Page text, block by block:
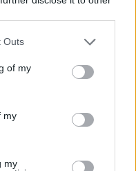
one or more Google
You may click to
its third-party tags to
in below Google
Outs
of my
my
my
πολύ με
τώρα πίστευαν ότι
έχουν την
για να
ένωση.
τη μπλε και την
έχει γίνει γνωστό.
νέες
των ομάδων, όσο